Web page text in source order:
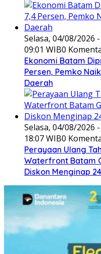
Selasa, 04/08/2026
09:01 WIB0
Ekonomi Batam
Persen, Pemko
Daerah
Selasa, 04/08/2026
18:07 WIB0
Perayaan Ulang
Waterfront Batam
Diskon Menginap